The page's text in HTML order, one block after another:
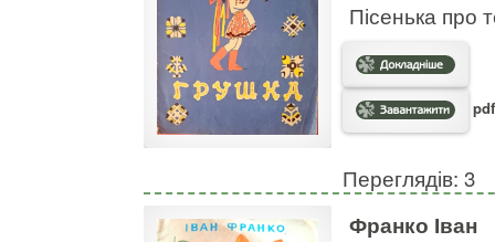
Пісенька про
Переглядів: 3
Франко Іван